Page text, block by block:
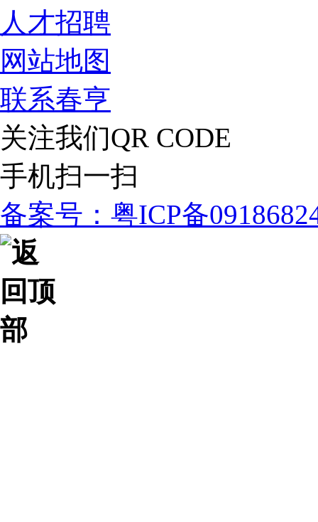
人才招聘
网站地图
联系春亨
关注我们QR CODE
手机扫一扫
备案号：粤ICP备